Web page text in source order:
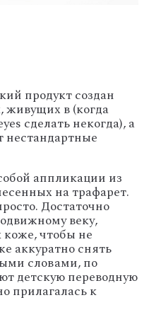
продукт создан
живущих в (когда
сделать некогда), а
нестандартные
аппликации из
на трафарет.
Достаточно
веку,
коже, чтобы не
аккуратно снять
словами, по
детскую переводную
прилагалась к